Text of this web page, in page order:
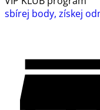
sbírej body, získej